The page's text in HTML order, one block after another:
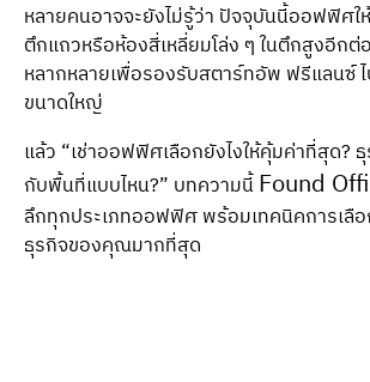
หลายคนอาจจะยังไม่รู้ว่า ปัจจุบันนี้ออฟฟิศให้
ตึกแถวหรือห้องสี่เหลี่ยมโล่ง ๆ ในตึกสูงอีกต่
หลากหลายเพื่อรองรับสตาร์ทอัพ ฟรีแลนซ์
ขนาดใหญ่
แล้ว “เช่าออฟฟิศเลือกยังไงให้คุ้มค่าที่สุด?
กับพื้นที่แบบไหน?” บทความนี้Found
ลึกทุกประเภทออฟฟิศ พร้อมเทคนิคการเลือ
ธุรกิจของคุณมากที่สุด